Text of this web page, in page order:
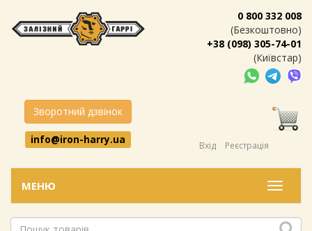
0 800 332 008
(Безкоштовно)
+38 (098) 305-74-01
(Київстар)
Зворотний дзвінок
info@iron-harry.ua
Вхід Реєстрація
Меню
МЕНЮ